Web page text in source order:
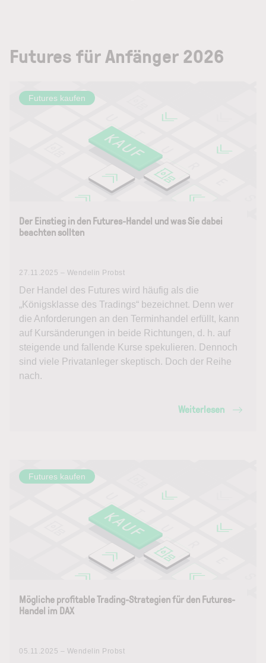
Futures für Anfänger 2026
Futures kaufen
Der Einstieg in den Futures-Handel und was Sie dabei
beachten sollten
27.11.2025 – Wendelin Probst
Der Handel des Futures wird häufig als die
„Königsklasse des Tradings“ bezeichnet. Denn wer
die Anforderungen an den Terminhandel erfüllt, kann
auf Kursänderungen in beide Richtungen, d. h. auf
steigende und fallende Kurse spekulieren. Dennoch
sind viele Privatanleger skeptisch. Doch der Reihe
nach.
Weiterlesen
Futures kaufen
Mögliche profitable Trading-Strategien für den Futures-
Handel im DAX
05.11.2025 – Wendelin Probst